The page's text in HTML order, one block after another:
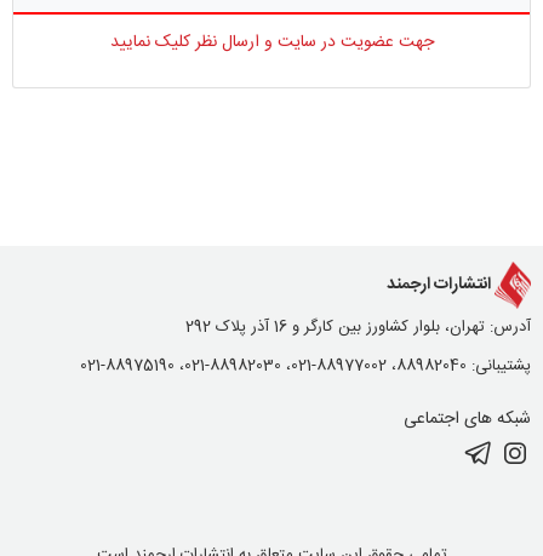
جهت عضویت در سایت و ارسال نظر کلیک نمایید
انتشارات ارجمند
آدرس: تهران، بلوار کشاورز بین کارگر و 16 آذر پلاک 292
پشتیبانی: 88982040، 88977002-021، 88982030-021، 88975190-021
شبکه های اجتماعی